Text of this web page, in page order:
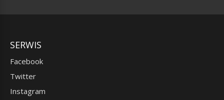
SERWIS
Facebook
Twitter
Instagram